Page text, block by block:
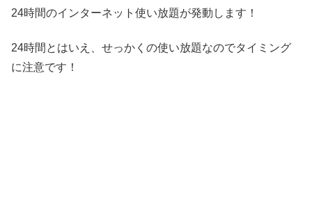
24時間のインターネット使い放題が発動します！
24時間とはいえ、せっかくの使い放題なのでタイミング
に注意です！